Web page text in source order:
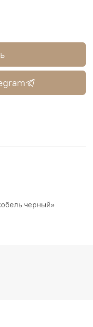
черный»
разборной
бруском